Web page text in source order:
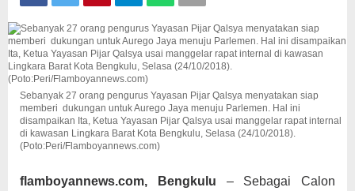
Sebanyak 27 orang pengurus Yayasan Pijar Qalsya menyatakan siap
memberi dukungan untuk Aurego Jaya menuju Parlemen. Hal ini
disampaikan Ita, Ketua Yayasan Pijar Qalsya usai manggelar rapat internal
di kawasan Lingkara Barat Kota Bengkulu, Selasa (24/10/2018).
(Poto:Peri/Flamboyannews.com)
flamboyannews.com, Bengkulu – Sebagai Calon